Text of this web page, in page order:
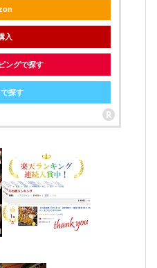
入
ングで探す
探す